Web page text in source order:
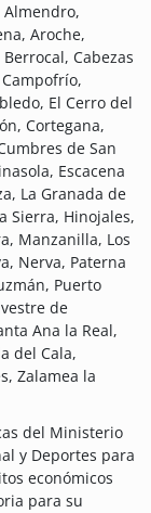
Aroche,
Cabezas
El Cerro del
Cortegana,
de San
Escacena
La Granada de
Sierra, Hinojales,
Manzanilla, Los
Nerva, Paterna
Puerto
de
Ana la Real,
del Cala,
Zalamea la
del Ministerio
y Deportes para
económicos
para su